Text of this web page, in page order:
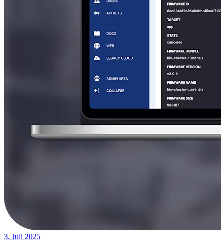
3. Juli 2025